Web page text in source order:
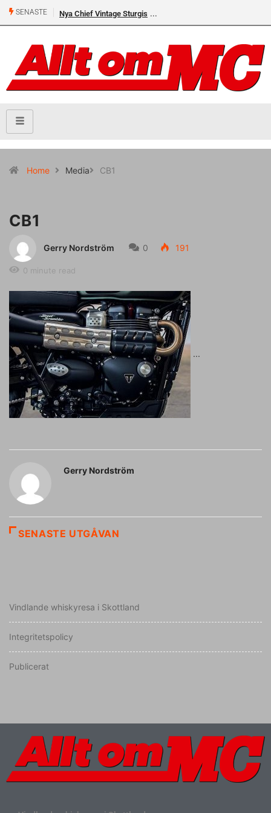
SENASTE Nya Chief Vintage Sturgis
Home Media CB1
CB1
Gerry Nordström 0 191
0 minute read
Gerry Nordström
SENASTE UTGÅVAN
Vindlande whiskyresa i Skottland
Integritetspolicy
Publicerat